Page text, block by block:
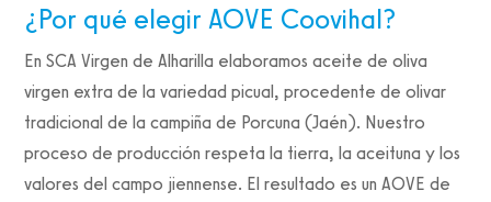
¿Por qué elegir AOVE Coovihal?
En SCA Virgen de Alharilla elaboramos aceite de oliva
virgen extra de la variedad picual, procedente de olivar
tradicional de la campiña de Porcuna (Jaén). Nuestro
proceso de producción respeta la tierra, la aceituna y los
valores del campo jiennense. El resultado es un AOVE de